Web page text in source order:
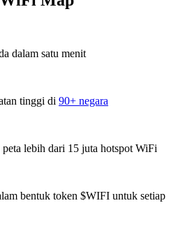
dalam satu menit
tinggi di 90+ negara
lebih dari 15 juta hotspot WiFi
bentuk token $WIFI untuk setiap